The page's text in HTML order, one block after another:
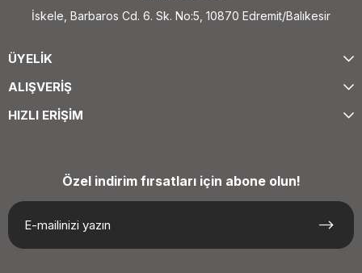
İskele, Barbaros Cd. 6. Sk. No:5, 10870 Edremit/Balıkesir
ÜYELİK
ALIŞVERİŞ
HIZLI ERİŞİM
Özel indirim fırsatları için abone olun!